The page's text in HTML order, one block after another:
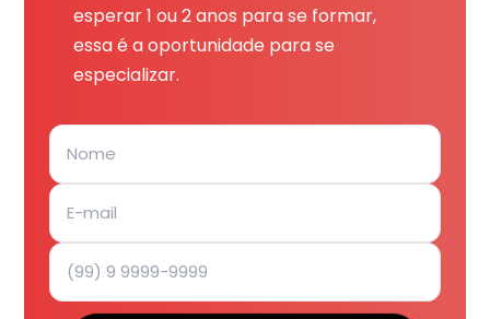
esperar 1 ou 2 anos para se formar,
essa é a oportunidade para se
especializar.